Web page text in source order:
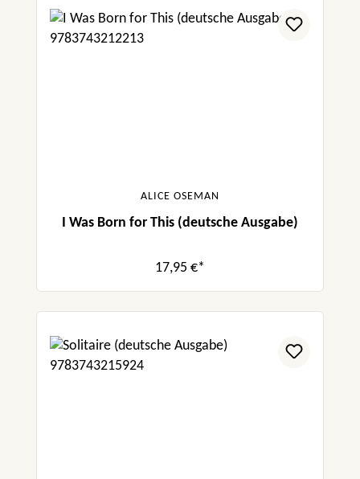
ALICE OSEMAN
I Was Born for This (deutsche Ausgabe)
17,95 €*